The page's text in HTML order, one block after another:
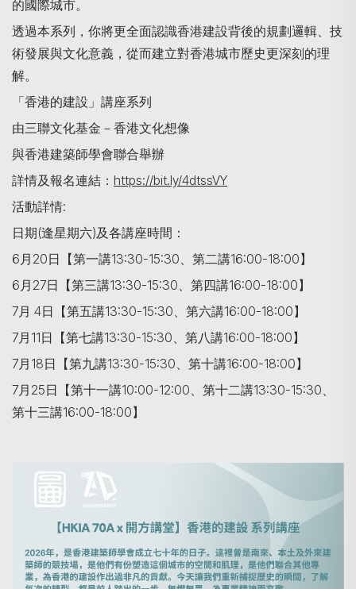
的國際城市。
透過本系列，你將更全面認識香港建設背後的規劃邏輯、技
術發展與文化意義，從而建立對香港城市歷史更深刻的理
解。
「香港的建設」講座系列
由三聯文化基金－香港文化想像
與香港建築師學會聯合舉辦
詳情及報名連結： https://bit.ly/4dtssVY
活動詳情:
日期(逢星期六)及各講座時間：
6月20日【第一講13:30-15:30、第二講16:00-18:00】
6月27日【第三講13:30-15:30、第四講16:00-18:00】
7月 4日【第五講13:30-15:30、第六講16:00-18:00】
7月11日【第七講13:30-15:30、第八講16:00-18:00】
7月18日【第九講13:30-15:30、第十講16:00-18:00】
7月25日【第十一講10:00-12:00、第十二講13:30-15:30、
第十三講16:00-18:00】